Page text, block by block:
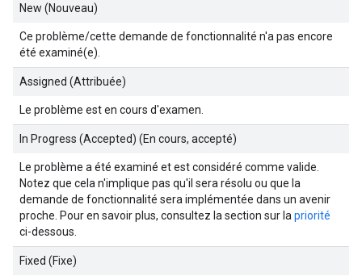
New (Nouveau)
Ce problème/cette demande de fonctionnalité n'a pas encore
été examiné(e).
Assigned (Attribuée)
Le problème est en cours d'examen.
In Progress (Accepted) (En cours, accepté)
Le problème a été examiné et est considéré comme valide.
Notez que cela n'implique pas qu'il sera résolu ou que la
demande de fonctionnalité sera implémentée dans un avenir
proche. Pour en savoir plus, consultez la section sur la priorité
ci-dessous.
Fixed (Fixe)